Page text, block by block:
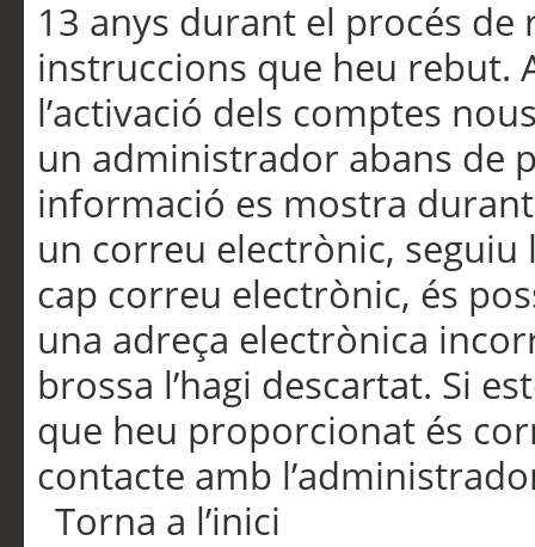
13 anys durant el procés de
instruccions que heu rebut.
l’activació dels comptes
un administrador abans de
informació es mostra
un correu electrònic,
cap correu electrònic, és
una adreça electrònica
brossa l’hagi descartat. Si
que heu proporcionat és
contacte amb
Torna a l’inici